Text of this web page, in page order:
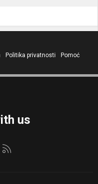
Politika privatnosti
Pomoć
us
nas